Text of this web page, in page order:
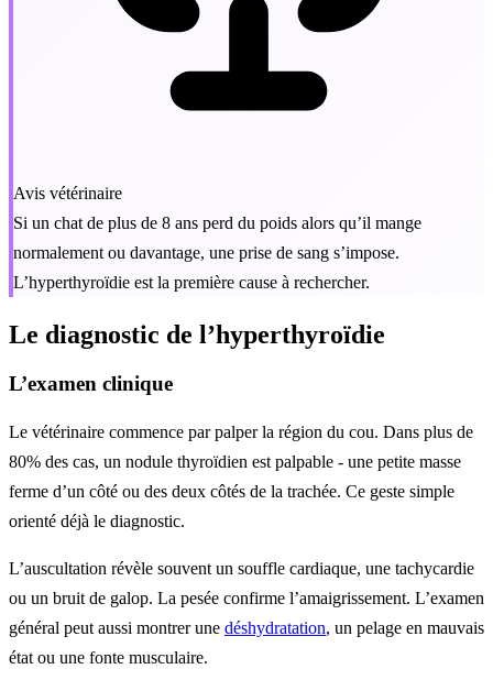
Avis vétérinaire
Si un chat de plus de 8 ans perd du poids alors qu’il mange
normalement ou davantage, une prise de sang s’impose.
L’hyperthyroïdie est la première cause à rechercher.
Le diagnostic de l’hyperthyroïdie
L’examen clinique
Le vétérinaire commence par palper la région du cou. Dans plus de
80% des cas, un nodule thyroïdien est palpable - une petite masse
ferme d’un côté ou des deux côtés de la trachée. Ce geste simple
orienté déjà le diagnostic.
L’auscultation révèle souvent un souffle cardiaque, une tachycardie
ou un bruit de galop. La pesée confirme l’amaigrissement. L’examen
général peut aussi montrer une déshydratation, un pelage en mauvais
état ou une fonte musculaire.